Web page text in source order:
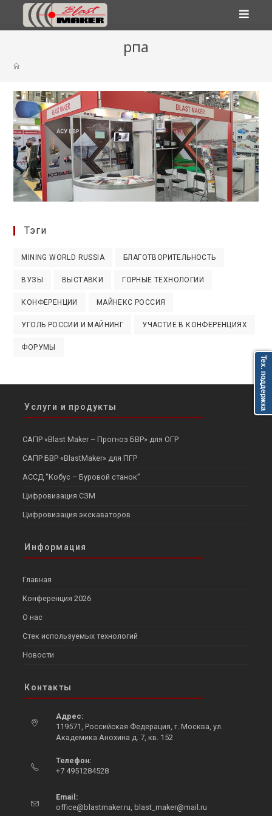
Перейти
рпа
Тэги
MINING WORLD RUSSIA БЛАГОТВОРИТЕЛЬНОСТЬ
ВУЗЫ ВЫСТАВКИ ГОРНЫЕ ТЕХНОЛОГИИ
КОНФЕРЕНЦИИ МАЙНЕКС РОССИЯ
УГОЛЬ РОССИИ И МАЙНИНГ УЧАСТИЕ В КОНФЕРЕНЦИЯХ
ФОРУМЫ
Услуги и продукты
САПР «Blast Maker – Прогноз БВР» для ОГР
САПР БВР «BlastMaker» для ПГР
АССД “Кобус – Буровой станок”
Цифровизация СЗМ
Цифровизация экскаваторов
Информация
Главная
Конференция 2026
О нас
Стек используемых технологий
Новости
Контакты
Адрес:
119571, Российская Федерация, г. Москва, ул.
Академика Анохина д. 7, кв. 152
in
a
tab
Телефон:
+7 4951284528
in
your
Email:
office@blastmaker.ru blast_maker@mail.ru
Тех. поддержка